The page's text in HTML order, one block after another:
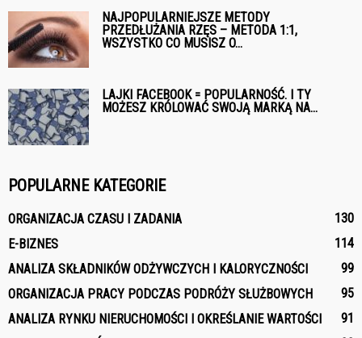
NAJPOPULARNIEJSZE METODY
PRZEDŁUŻANIA RZĘS – METODA 1:1,
WSZYSTKO CO MUSISZ O...
LAJKI FACEBOOK = POPULARNOŚĆ. I TY
MOŻESZ KRÓLOWAĆ SWOJĄ MARKĄ NA...
POPULARNE KATEGORIE
ORGANIZACJA CZASU I ZADANIA
130
E-BIZNES
114
ANALIZA SKŁADNIKÓW ODŻYWCZYCH I KALORYCZNOŚCI
99
ORGANIZACJA PRACY PODCZAS PODRÓŻY SŁUŻBOWYCH
95
ANALIZA RYNKU NIERUCHOMOŚCI I OKREŚLANIE WARTOŚCI
91